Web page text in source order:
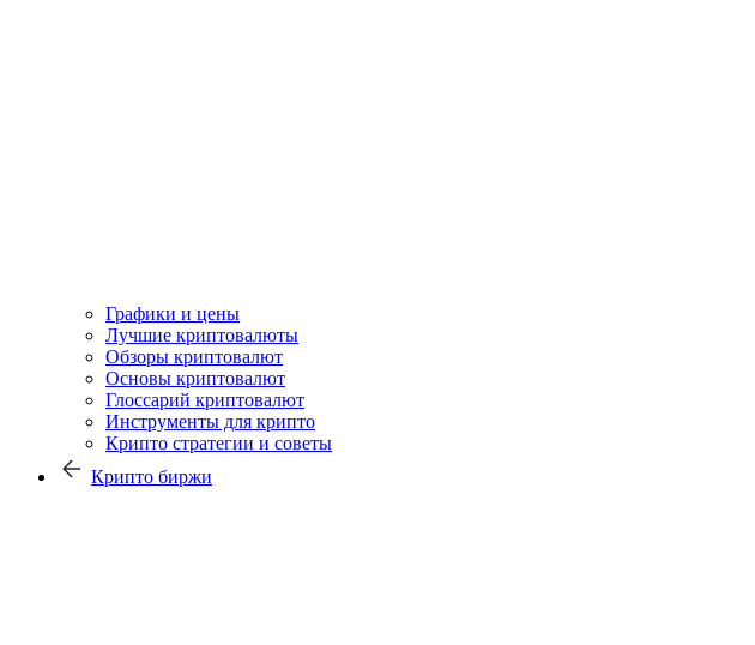
Графики и цены
Лучшие криптовалюты
Обзоры криптовалют
Основы криптовалют
Глоссарий криптовалют
Инструменты для крипто
Крипто стратегии и советы
Крипто биржи